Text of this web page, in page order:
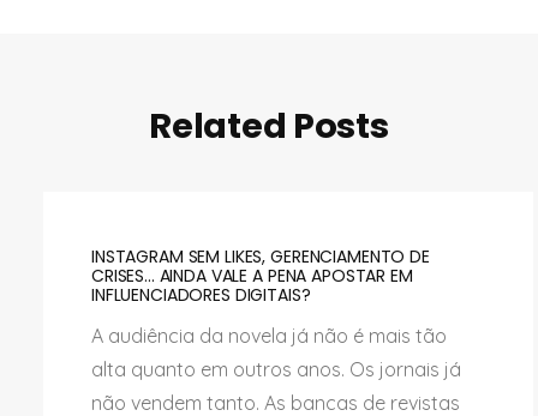
Related Posts
INSTAGRAM SEM LIKES, GERENCIAMENTO DE
CRISES... AINDA VALE A PENA APOSTAR EM
INFLUENCIADORES DIGITAIS?
A audiência da novela já não é mais tão
alta quanto em outros anos. Os jornais já
não vendem tanto. As bancas de revistas